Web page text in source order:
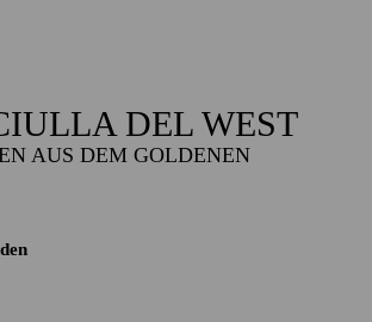
DEL WEST
AUS DEM GOLDENEN